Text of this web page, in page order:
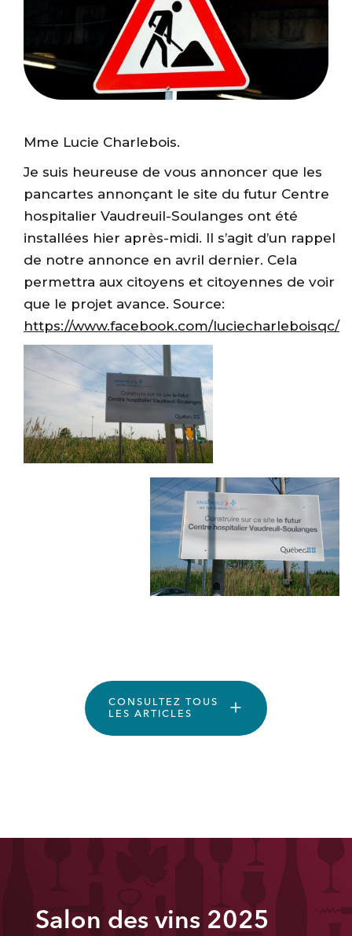
Mme Lucie Charlebois.
Je suis heureuse de vous annoncer que les
pancartes annonçant le site du futur Centre
hospitalier Vaudreuil-Soulanges ont été
installées hier après-midi. Il s’agit d’un rappel
de notre annonce en avril dernier. Cela
permettra aux citoyens et citoyennes de voir
que le projet avance. Source:
https://www.facebook.com/luciecharleboisqc/
CONSULTEZ TOUS
LES ARTICLES
Salon des vins 2025